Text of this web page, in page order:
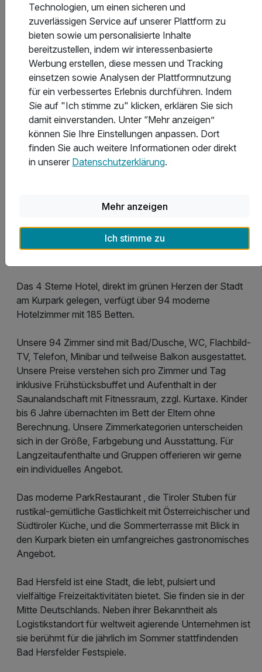
Hotel am Kurpark
Das 4 Sterne Hotel, direkt im grünen Herzen der Stadt
am Kurpark gelegen, verfügt über 94 moderne
Hotelzimmer mit 185 Betten.
Unsere 94 Zimmer sind mit Bad/Dusche, WC, Flachbild-
TV, Telefon, Minibar und teilweise Balkon ausgestattet.
Unsere Preise verstehen sich pro Zimmer und Tag
inklusive Frühstücksbuffet und Aufenthalt in der
Saunalandschaft mit Fitnessraum, zzgl. Kurtaxe. Kinder
bis 6 Jahre übernachten im Bett der Eltern ohne
Berechnung. Unsere Zimmerkategorien unterscheiden
sich in der Größe, Farbgebung und Ausstattung. Für
Langzeitaufenthalte und Gruppen offerieren wir gerne
ein individuelles Angebot.
Das moderne ParkRestaurant , die Tiroler Stuben für
rustikal-gemütliche Gastlichkeit mit Österreichischer und
Südtiroler Küche, und die Sommerterrasse mit Blick in
den Kurpark bieten ein umfangreiches gastronomisches
Angebot.
Bad Hersfeld ist eine Stadt, die lebt, pulsiert und
vielfältige Freizeitaktivitäten bietet. Sie finden sie in der
Mitte Deutschlands. Neben ihrer Bekanntheit als
Logistikstandort für weltweit agierende Unternehmen ist
sie berühmt für die jährlich im Sommer stattfindenden
Bad Hersfelder Festspiele.
Technologien, um einen sicheren und
zuverlässigen Service auf unserer Plattform zu
bieten sowie um personalisierte Inhalte
bereitzustellen, indem wir interessenbasierte
Werbung erstellen, diese messen und Tracking
einsetzen sowie Analysen der Plattformnutzung
für ein verbessertes Erlebnis durchführen. Indem
Sie auf "Ich stimme zu" klicken, erklären Sie sich
damit einverstanden. Unter “Mehr anzeigen”
können Sie Ihre Einstellungen anpassen. Dort
finden Sie auch weitere Informationen oder direkt
in unserer Datenschutzerklärung.
Mehr anzeigen
Ich stimme zu